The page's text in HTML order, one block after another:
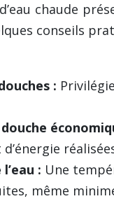
chaude
conseils
:
: Une
même